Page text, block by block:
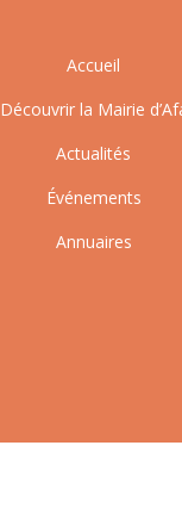
Accueil
Découvrir la Mairie
Actualités
Événements
Annuaires